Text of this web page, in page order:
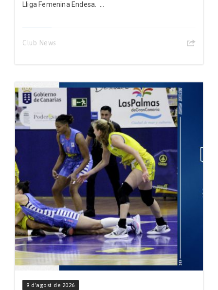
Lliga Femenina Endesa. ...
Club News
9 d'agost de 2026